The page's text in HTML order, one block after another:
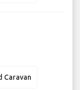
Caravan